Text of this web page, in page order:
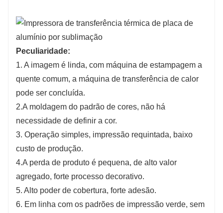
Peculiaridade:
1. A imagem é linda, com máquina de estampagem a
quente comum, a máquina de transferência de calor
pode ser concluída.
2.A moldagem do padrão de cores, não há
necessidade de definir a cor.
3. Operação simples, impressão requintada, baixo
custo de produção.
4.A perda de produto é pequena, de alto valor
agregado, forte processo decorativo.
5. Alto poder de cobertura, forte adesão.
6. Em linha com os padrões de impressão verde, sem